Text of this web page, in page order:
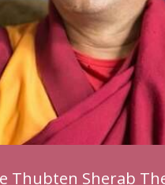
Thubten Sherab